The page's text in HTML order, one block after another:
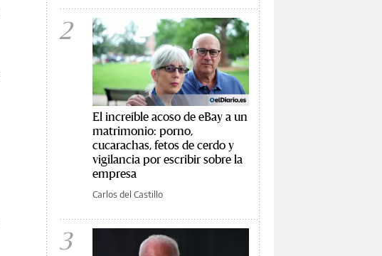
2
El increíble acoso de eBay a un
matrimonio: porno,
cucarachas, fetos de cerdo y
vigilancia por escribir sobre la
empresa
Carlos del Castillo
3